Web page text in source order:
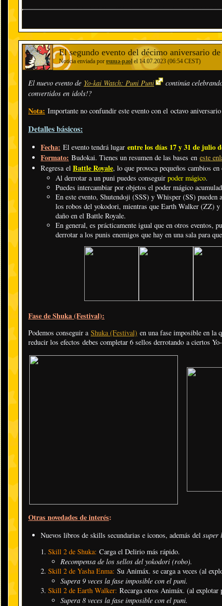
El segundo evento del décimo aniversario
Noticia enviada por ɐɯuǝ-pɹol el 14.07.2023 (06:54 CEST)
El nuevo evento de Yo-kai Watch: Puni Puni
continúa
convertidos en idols!?
Nota: Importante no confundir este evento con el octavo
Detalles básicos:
Fecha: El evento tendrá lugar entre los días 17 y 31 de julio
Formato: Budokai. Tienes un resumen de las bases en este
Regresa el Battle Royale, lo que provoca pequeños cambios
Al derrotar a un puni puedes conseguir poder mágico.
Puedes intercambiar por objetos el poder mágico
En este evento, Shutendoji (SSS) y Whisper (SS) pueden
los robos del yokodori, mientras que Earth Walker (ZZ)
daño en el Battle Royale.
En general, es prácticamente igual que en otros eventos,
derrotar a los punis enemigos que hay en una sala para
Fase de Shuka (Festival):
Podemos conseguir a Shuka (Festival) en una fase imposible en la
reducir los efectos debes completar 6 sellos derrotando a ciertos
Otras novedades de interés:
Nuevos libros de skills secundarias e iconos, además del super
Skill 2 de Shuka: Carga el Delirio más rápido.
Recompensa de los sellos del yokodori (robo).
Skill 2 de Yasha Enma: Su Animáx. se carga a veces (al
Supera 9 veces la fase imposible con el puni.
Skill 2 de Earth Walker: Recarga otros Animáx. (al explotar
Supera 8 veces la fase imposible con el puni.